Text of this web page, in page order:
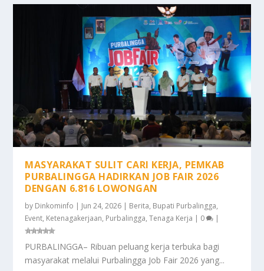
MASYARAKAT SULIT CARI KERJA, PEMKAB
PURBALINGGA HADIRKAN JOB FAIR 2026
DENGAN 6.816 LOWONGAN
by Dinkominfo | Jun 24, 2026 | Berita, Bupati Purbalingga,
Event, Ketenagakerjaan, Purbalingga,Tenaga Kerja | 0 |
PURBALINGGA– Ribuan peluang kerja terbuka bagi
masyarakat melalui Purbalingga Job Fair 2026 yang...